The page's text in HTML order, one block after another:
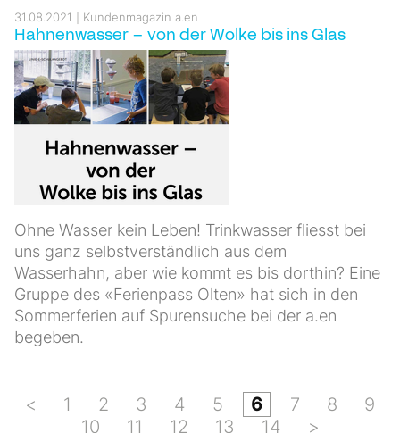
31.08.2021 Kundenmagazin a.en
Hahnenwasser – von der Wolke bis ins Glas
Ohne Wasser kein Leben! Trinkwasser fliesst bei
uns ganz selbstverständlich aus dem
Wasserhahn, aber wie kommt es bis dorthin? Eine
Gruppe des «Ferienpass Olten» hat sich in den
Sommerferien auf Spurensuche bei der a.en
begeben.
< 1 2 3 4 5 6 7 8
9
10
11 12 13 14 >